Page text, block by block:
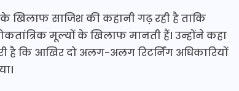
खिलाफ साजिश की कहानी गढ़ रही है ताकि
मूल्यों के खिलाफ मानती हैं। उन्होंने कहा
कि आखिर दो अलग-अलग रिटर्निंग अधिकारियों